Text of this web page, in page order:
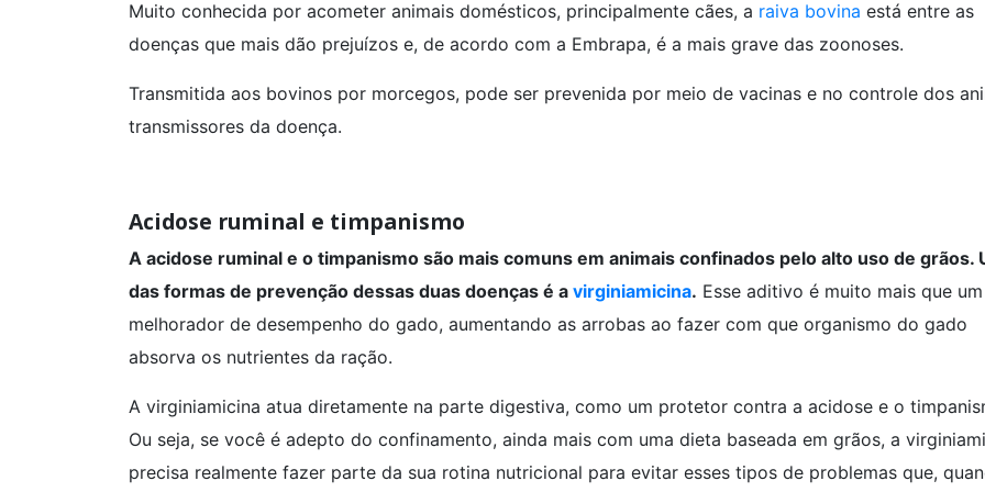
Muito conhecida por acometer animais domésticos, principalmente cães, a raiva bovina está entre as
doenças que mais dão prejuízos e, de acordo com a Embrapa, é a mais grave das zoonoses.
Transmitida aos bovinos por morcegos, pode ser prevenida por meio de vacinas e no controle dos
transmissores da doença.
Acidose ruminal e timpanismo
A acidose ruminal e o timpanismo são mais comuns em animais confinados pelo alto uso de grãos.
das formas de prevenção dessas duas doenças é a virginiamicina. Esse aditivo é muito mais que um
melhorador de desempenho do gado, aumentando as arrobas ao fazer com que organismo do gado
absorva os nutrientes da ração.
A virginiamicina atua diretamente na parte digestiva, como um protetor contra a acidose e o
Ou seja, se você é adepto do confinamento, ainda mais com uma dieta baseada em grãos, a
precisa realmente fazer parte da sua rotina nutricional para evitar esses tipos de problemas que,